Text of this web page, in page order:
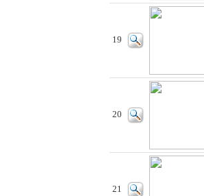
19
20
21